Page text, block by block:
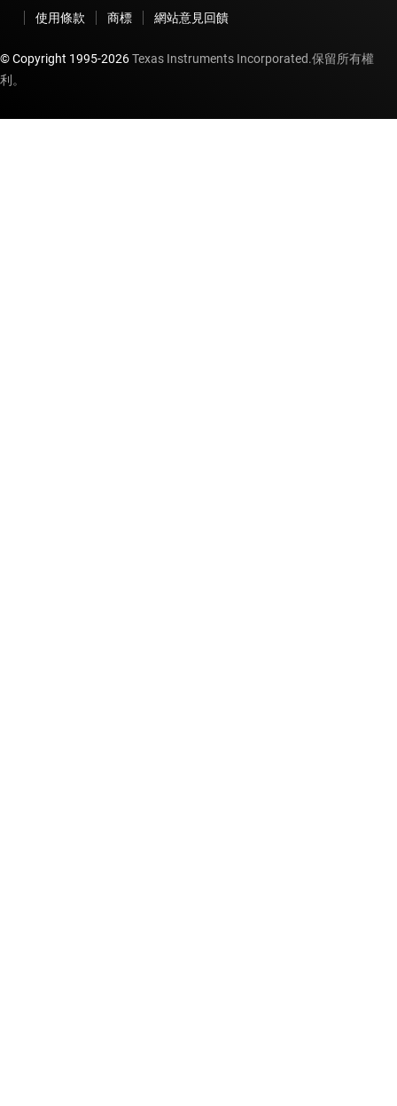
使用條款 商標 網站意見回饋
© Copyright 1995-2026Texas Instruments Incorporated.保留所有權
利。